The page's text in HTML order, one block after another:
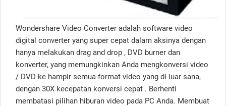
Wondershare Video Converter adalah software video
digital converter yang super cepat dalam aksinya dengan
hanya melakukan drag and drop , DVD burner dan
konverter, yang memungkinkan Anda mengkonversi video
/ DVD ke hampir semua format video yang di luar sana,
dengan 30X kecepatan konversi cepat . Berhenti
membatasi pilihan hiburan video pada PC Anda. Membuat